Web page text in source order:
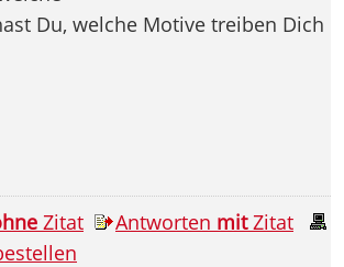
Du, welche Motive treiben Dich
Zitat Antworten mitZitat